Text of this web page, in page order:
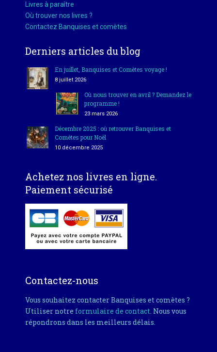
Livres à paraître
Où trouver nos livres ?
Contactez Banquises et comètes
Derniers articles du blog
En juillet, Banquises et Comètes voyage !
8 juillet 2026
Où nous trouver en avril ? Demandez le
programme !
23 mars 2026
Décembre 2025 : où retrouver Banquises et
Comètes pour Noël
10 décembre 2025
Achetez nos livres en ligne.
Paiement sécurisé
Contactez-nous
Vous souhaitez contacter Banquises et comètes ?
Utiliser notre formulaire de contact. Nous vous
répondrons dans les meilleurs délais.